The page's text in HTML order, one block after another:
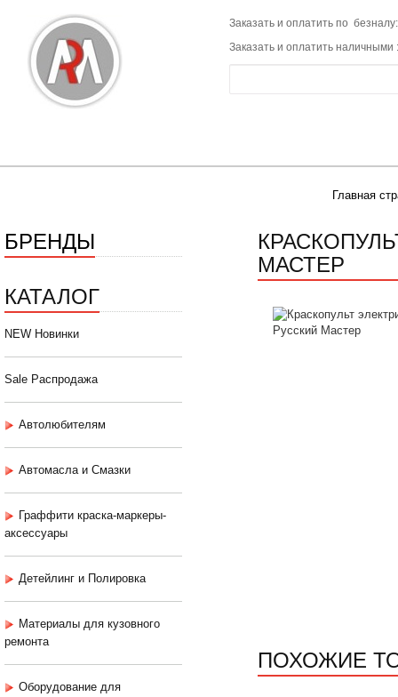
Заказать и оплатить по
Заказать и оплатить наличными
Главная
БРЕНДЫ
КАТАЛОГ
NEW Новинки
Sale Распродажа
Автолюбителям
Автомасла и Смазки
Граффити краска-маркеры-
аксессуары
Детейлинг и Полировка
Материалы для кузовного
ремонта
Оборудование для
МАСТЕР
ПОХОЖИЕ